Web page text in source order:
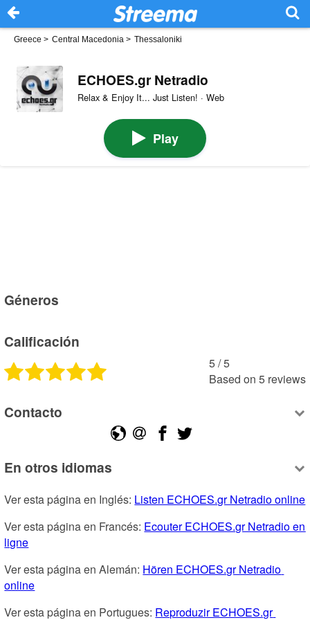
Greece > Central Macedonia > Thessaloniki
ECHOES.gr Netradio
Relax & Enjoy It... Just Listen! · Web
Play
Géneros
Calificación
5 /5
Based on 5 reviews
Contacto
En otros idiomas
Ver esta página en Inglés: Listen ECHOES.gr Netradio online
Ver esta página en Francés: Ecouter ECHOES.gr Netradio en
ligne
Ver esta página en Alemán: Hören ECHOES.gr Netradio
online
Ver esta página en Portugues: Reproduzir ECHOES.gr